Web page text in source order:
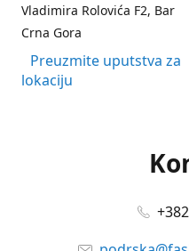
Vladimira Rolovića F2, Bar
Crna Gora
Preuzmite uputstva za
lokaciju